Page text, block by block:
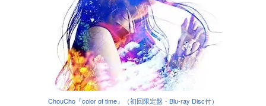
ChouCho『color of time』（初回限定盤・Blu-ray Disc付）